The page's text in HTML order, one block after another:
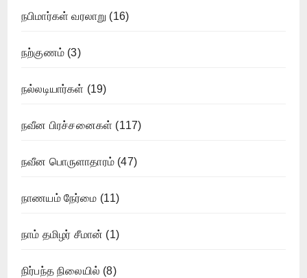
நபிமார்கள் வரலாறு (16)
நற்குணம் (3)
நல்லடியார்கள் (19)
நவீன பிரச்சனைகள் (117)
நவீன பொருளாதாரம் (47)
நாணயம் நேர்மை (11)
நாம் தமிழர் சீமான் (1)
நிர்பந்த நிலையில் (8)